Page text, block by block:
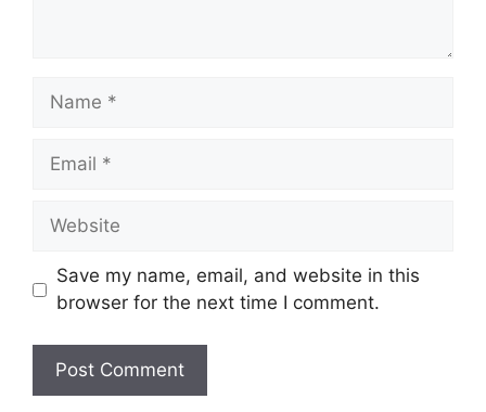
Name
Email
Website
Save my name, email, and website in this
browser for the next time I comment.